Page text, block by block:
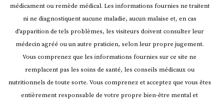
de
guérison !
médicament ou remède médical. Les informations fournies ne traitent
ni ne diagnostiquent aucune maladie, aucun malaise et, en cas
d’apparition de tels problèmes, les visiteurs doivent consulter leur
médecin agréé ou un autre praticien, selon leur propre jugement.
Vous comprenez que les informations fournies sur ce site ne
remplacent pas les soins de santé, les conseils médicaux ou
nutritionnels de toute sorte. Vous comprenez et acceptez que vous êtes
entièrement responsable de votre propre bien-être mental et